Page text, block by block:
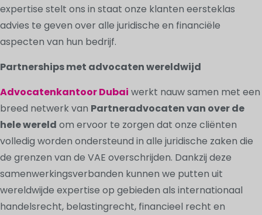
expertise stelt ons in staat onze klanten eersteklas
advies te geven over alle juridische en financiële
aspecten van hun bedrijf.
Partnerships met advocaten wereldwijd
Advocatenkantoor Dubai werkt nauw samen met een
breed netwerk van Partneradvocaten van over de
hele wereld om ervoor te zorgen dat onze cliënten
volledig worden ondersteund in alle juridische zaken die
de grenzen van de VAE overschrijden. Dankzij deze
samenwerkingsverbanden kunnen we putten uit
wereldwijde expertise op gebieden als internationaal
handelsrecht, belastingrecht, financieel recht en